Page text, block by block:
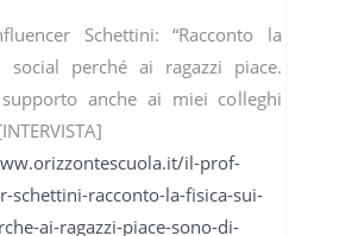
Schettini: “Racconto la
social perché ai ragazzi piace.
anche ai miei colleghi
il-prof-
schettini-racconto-la-fisica-sui-
ai-ragazzi-piace-sono-di-